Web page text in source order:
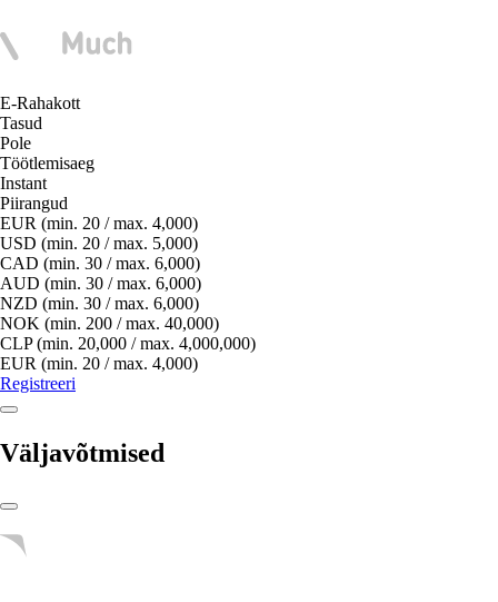
E-Rahakott
Tasud
Pole
Töötlemisaeg
Instant
Piirangud
EUR (min. 20 / max. 4,000)
USD (min. 20 / max. 5,000)
CAD (min. 30 / max. 6,000)
AUD (min. 30 / max. 6,000)
NZD (min. 30 / max. 6,000)
NOK (min. 200 / max. 40,000)
CLP (min. 20,000 / max. 4,000,000)
EUR (min. 20 / max. 4,000)
Registreeri
Väljavõtmised